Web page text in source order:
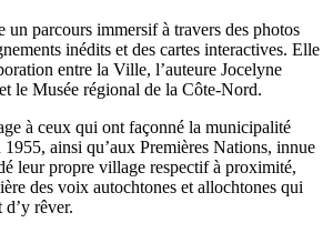
un parcours immersif à travers des photos
inédits et des cartes interactives. Elle
entre la Ville, l’auteure Jocelyne
le Musée régional de la Côte-Nord.
à ceux qui ont façonné la municipalité
ainsi qu’aux Premières Nations, innue
leur propre village respectif à proximité,
des voix autochtones et allochtones qui
rêver.